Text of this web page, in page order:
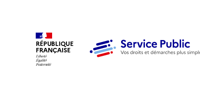
RÉPUBLIQUE
FRANÇAISE